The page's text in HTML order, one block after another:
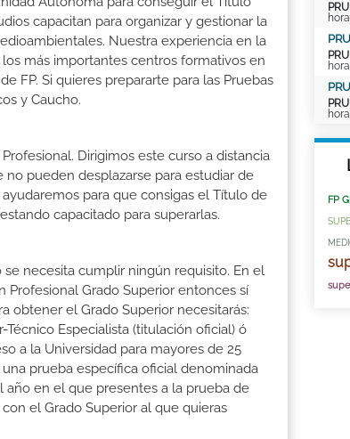
capacitan para organizar y gestionar la
Nuestra experiencia en la
más importantes centros formativos en
FP. Si quieres prepararte para las Pruebas
y Caucho.
Dirigimos este curso a distancia
pueden desplazarse para estudiar de
para que consigas el Título de
capacitado para superarlas.
se necesita cumplir ningún requisito. En el
Grado Superior entonces sí
obtener el Grado Superior necesitarás:
Especialista (titulación oficial) ó
a la Universidad para mayores de 25
prueba específica oficial denominada
año en el que presentes a la prueba de
el Grado Superior al que quieras
FP